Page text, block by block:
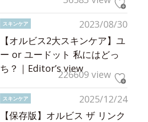
2023/08/30
スキンケア
【オルビス2大スキンケア】ユ
ー or ユードット 私にはどっ
ち？｜Editor’s view226609 view
2025/12/24
スキンケア
【保存版】オルビス ザ リンク